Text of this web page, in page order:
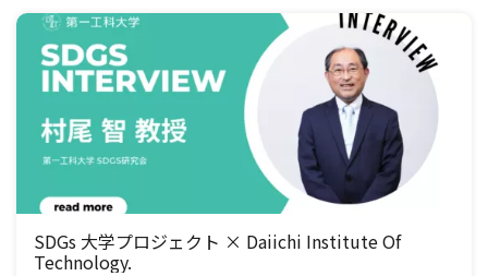
SDGs 大学プロジェクト × Daiichi Institute Of
Technology.